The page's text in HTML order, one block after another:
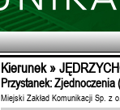
Kierunek »
Przystanek: Zjednoczenia
Miejski Zakład Komunikacji Sp. z